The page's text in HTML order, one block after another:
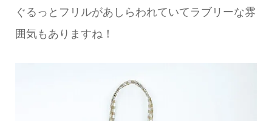
ぐるっとフリルがあしらわれていてラブリーな雰
囲気もありますね！